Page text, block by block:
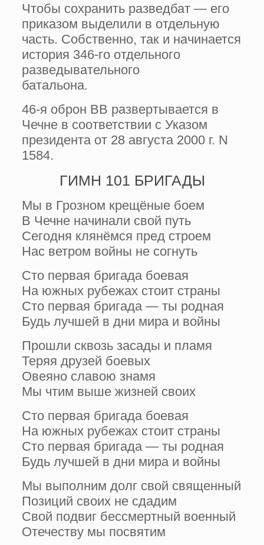
Чтобы сохранить разведбат — его
приказом выделили в отдельную
часть. Собственно, так и начинается
история 346-го отдельного
разведывательного
батальона.
46-я оброн ВВ развертывается в
Чечне в соответствии с Указом
президента от 28 августа 2000 г. N
1584.
ГИМН 101 БРИГАДЫ
Мы в Грозном крещёные боем
В Чечне начинали свой путь
Сегодня клянёмся пред строем
Нас ветром войны не согнуть
Сто первая бригада боевая
На южных рубежах стоит страны
Сто первая бригада — ты родная
Будь лучшей в дни мира и войны
Прошли сквозь засады и пламя
Теряя друзей боевых
Овеяно славою знамя
Мы чтим выше жизней своих
Сто первая бригада боевая
На южных рубежах стоит страны
Сто первая бригада — ты родная
Будь лучшей в дни мира и войны
Мы выполним долг свой священный
Позиций своих не сдадим
Свой подвиг бессмертный военный
Отечеству мы посвятим